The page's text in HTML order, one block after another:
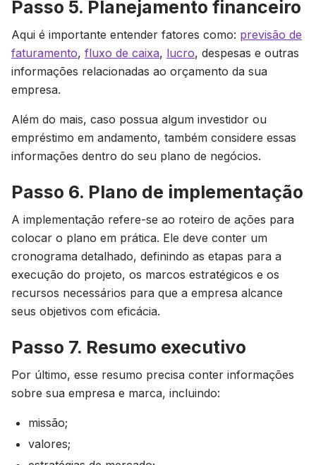
Passo 5. Planejamento financeiro
Aqui é importante entender fatores como: previsão de
faturamento, fluxo de caixa, lucro, despesas e outras
informações relacionadas ao orçamento da sua
empresa.
Além do mais, caso possua algum investidor ou
empréstimo em andamento, também considere essas
informações dentro do seu plano de negócios.
Passo 6. Plano de implementação
A implementação refere-se ao roteiro de ações para
colocar o plano em prática. Ele deve conter um
cronograma detalhado, definindo as etapas para a
execução do projeto, os marcos estratégicos e os
recursos necessários para que a empresa alcance
seus objetivos com eficácia.
Passo 7. Resumo executivo
Por último, esse resumo precisa conter informações
sobre sua empresa e marca, incluindo:
missão;
valores;